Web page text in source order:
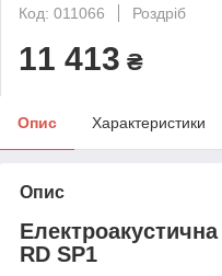
Код: 011066
Роздріб
11 413 ₴
Опис Характеристики
Опис
RD SP1